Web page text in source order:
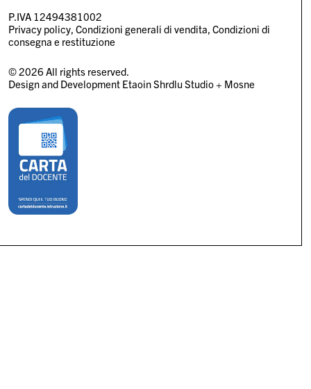
P.IVA 12494381002
Privacy policy Condizioni generali di vendita Condizioni di
consegna e restituzione
© 2026 All rights reserved.
Design and Development Etaoin Shrdlu Studio+ Mosne